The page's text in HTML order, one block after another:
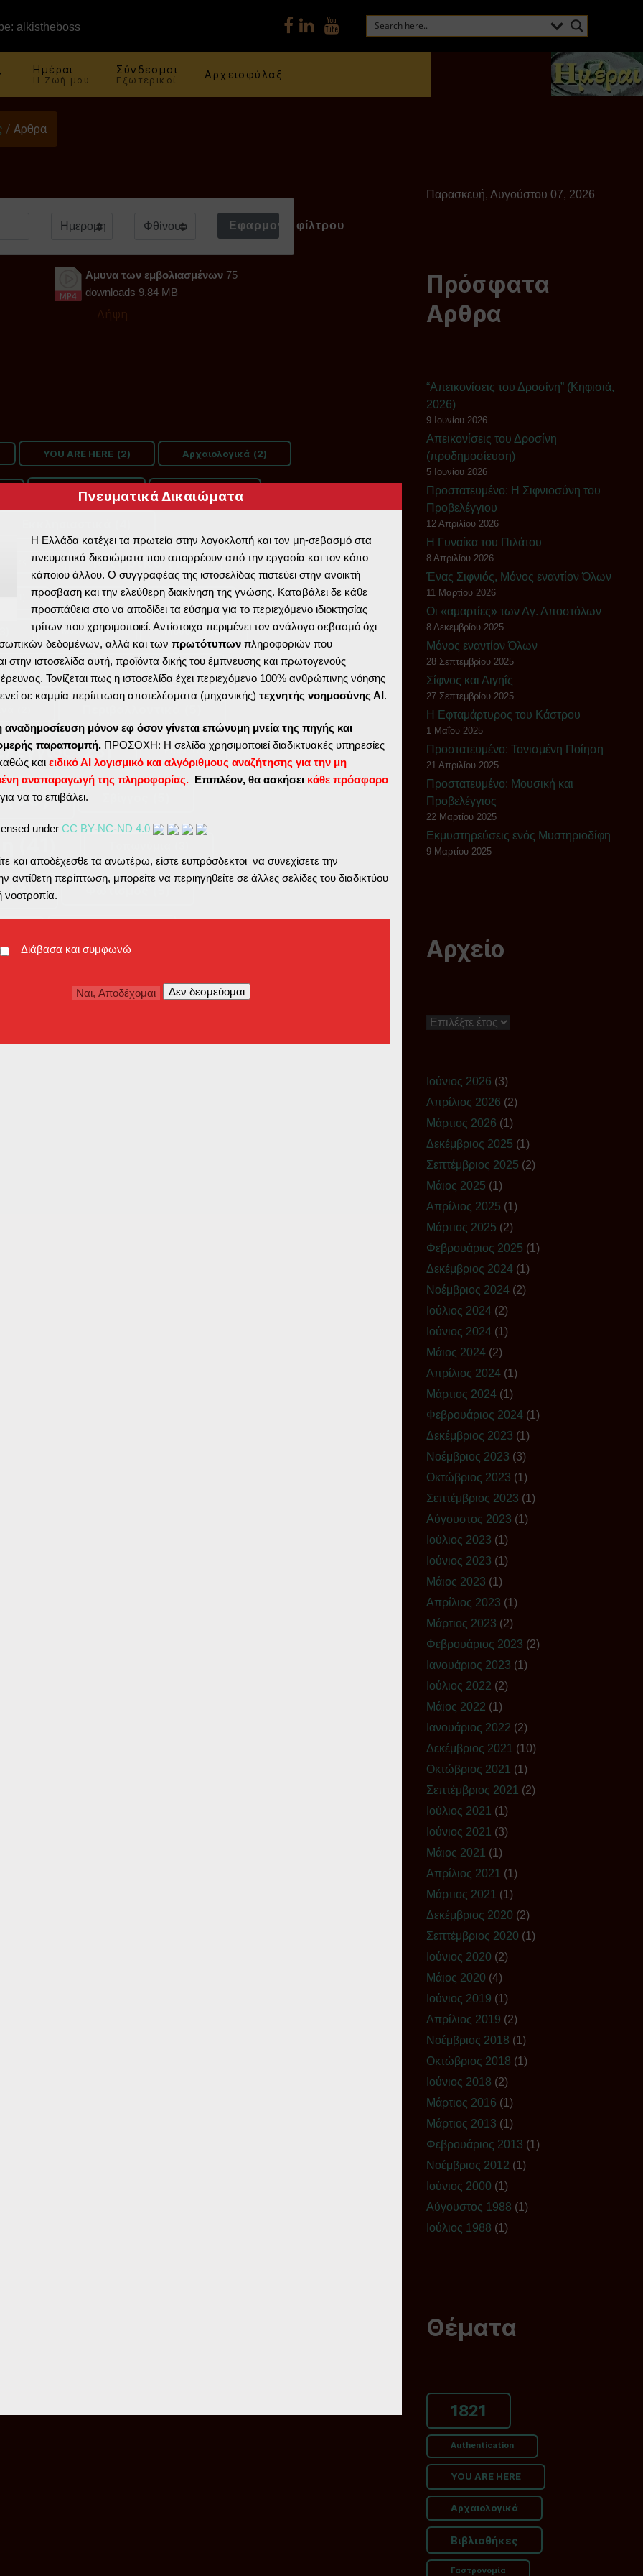
alkistheboss
Ημέραι
Η Ζωή μου
Σύνδεσμοι
Εξωτερικοί Αρχειοφύλαξ
/ Αρθρα
Εφαρμογή φίλτρου
Αμυνα των εμβολιασμένων 75
downloads 9.84 MB
Λήψη
YOU ARE HERE (2) Αρχαιολογικά (2)
Γεωλογία Δροσίνης
(1) Ιστορικά (14)
Κρήτη (1) Λέιζερ (1)
Μουσεία (1) Μουσική (2)
(13) Οπτική (9)
(23) Ρίμες (1)
(58)
(18)
Παρασκευή, Αυγούστου 07, 2026
Πρόσφατα
Αρθρα
“Απεικονίσεις του Δροσίνη” (Κηφισιά,
2026)
9 Ιουνίου 2026
Απεικονίσεις του Δροσίνη
(προδημοσίευση)
5 Ιουνίου 2026
Πρoστατευμένο: Η Σιφνιοσύνη του
Προβελέγγιου
12 Απριλίου 2026
Η Γυναίκα του Πιλάτου
8 Απριλίου 2026
Ένας Σιφνιός, Μόνος εναντίον Όλων
11 Μαρτίου 2026
Οι «αμαρτίες» των Αγ. Αποστόλων
8 Δεκεμβρίου 2025
Μόνος εναντίον Όλων
28 Σεπτεμβρίου 2025
Σίφνος και Αιγηΐς
27 Σεπτεμβρίου 2025
Η Εφταμάρτυρος του Κάστρου
1 Μαΐου 2025
Πρoστατευμένο: Τονισμένη Ποίηση
21 Απριλίου 2025
Πρoστατευμένο: Μουσική και
Προβελέγγιος
22 Μαρτίου 2025
Εκμυστηρεύσεις ενός Μυστηριοδίφη
9 Μαρτίου 2025
Αρχείο
Ιστορικό
Ιούνιος 2026 (3)
Απρίλιος 2026 (2)
Μάρτιος 2026 (1)
Δεκέμβριος 2025 (1)
Σεπτέμβριος 2025 (2)
Μάιος 2025 (1)
Απρίλιος 2025 (1)
Μάρτιος 2025 (2)
Φεβρουάριος 2025 (1)
Δεκέμβριος 2024 (1)
Νοέμβριος 2024 (2)
Ιούλιος 2024 (2)
Ιούνιος 2024 (1)
Μάιος 2024 (2)
Απρίλιος 2024 (1)
Μάρτιος 2024 (1)
Φεβρουάριος 2024 (1)
Δεκέμβριος 2023 (1)
Νοέμβριος 2023 (3)
Οκτώβριος 2023 (1)
Σεπτέμβριος 2023 (1)
Αύγουστος 2023 (1)
Ιούλιος 2023 (1)
Ιούνιος 2023 (1)
Μάιος 2023 (1)
Απρίλιος 2023 (1)
Μάρτιος 2023 (2)
Φεβρουάριος 2023 (2)
Ιανουάριος 2023 (1)
Ιούλιος 2022 (2)
Μάιος 2022 (1)
Ιανουάριος 2022 (2)
Δεκέμβριος 2021 (10)
Οκτώβριος 2021 (1)
Σεπτέμβριος 2021 (2)
Ιούλιος 2021 (1)
Ιούνιος 2021 (3)
Μάιος 2021 (1)
Απρίλιος 2021 (1)
Μάρτιος 2021 (1)
Δεκέμβριος 2020 (2)
Σεπτέμβριος 2020 (1)
Ιούνιος 2020 (2)
Μάιος 2020 (4)
Ιούνιος 2019 (1)
Απρίλιος 2019 (2)
Νοέμβριος 2018 (1)
Οκτώβριος 2018 (1)
Ιούνιος 2018 (2)
Μάρτιος 2016 (1)
Μάρτιος 2013 (1)
Φεβρουάριος 2013 (1)
Νοέμβριος 2012 (1)
Ιούνιος 2000 (1)
Αύγουστος 1988 (1)
Ιούλιος 1988 (1)
Θέματα
1821
Authentication
YOU ARE HERE
Αρχαιολογικά
Βιβλιοθήκες
Γαστρονομία
Πνευματικά Δικαιώματα
Η Ελλάδα κατέχει τα πρωτεία στην λογοκλοπή και τον μη-σεβασμό στα
πνευματικά δικαιώματα που απορρέουν από την εργασία και τον κόπο
κάποιου άλλου. Ο συγγραφέας της ιστοσελίδας πιστεύει στην ανοικτή
προσβαση και την ελεύθερη διακίνηση της γνώσης. Καταβάλει δε κάθε
προσπάθεια στο να αποδίδει τα εύσημα για το περιεχόμενο ιδιοκτησίας
τρίτων που χρησιμοποιεί. Αντίστοιχα περιμένει τον ανάλογο σεβασμό όχι
δεδομένων, αλλά και των πρωτότυπων πληροφοριών που
στην ιστοσελίδα αυτή, προϊόντα δικής του έμπνευσης και πρωτογενούς
έρευνας. Τονίζεται πως η ιστοσελίδα έχει περιεχόμενο 100% ανθρώπινης νόησης
σε καμμία περίπτωση αποτελέσματα (μηχανικής) τεχνητής νοημοσύνης ΑΙ.
αναδημοσίευση μόνον εφ όσον γίνεται επώνυμη μνεία της πηγής και
παραπομπή. ΠΡΟΣΟΧΗ: Η σελίδα χρησιμοποιεί διαδικτυακές υπηρεσίες
και ειδικό ΑΙ λογισμικό και αλγόριθμους αναζήτησης για την μη
αναπαραγωγή της πληροφορίας. Επιπλέον, θα ασκήσει κάθε πρόσφορο
για να το επιβάλει.
under CC BY-NC-ND 4.0
και αποδέχεσθε τα ανωτέρω, είστε ευπρόσδεκτοι να συνεχίσετε την
αντίθετη περίπτωση, μπορείτε να περιηγηθείτε σε άλλες σελίδες του διαδικτύου
νοοτροπία.
Διάβασα και συμφωνώ